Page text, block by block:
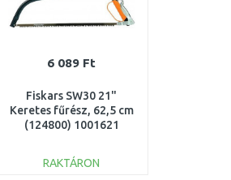
6 089 Ft
Fiskars SW30 21"
Keretes fűrész, 62,5 cm
(124800) 1001621
RAKTÁRON